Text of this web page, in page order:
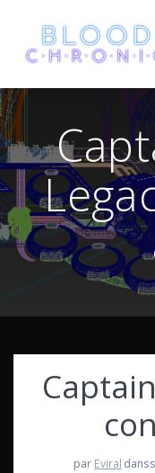
par Eviral dans